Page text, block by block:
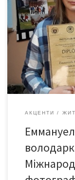
нагородження
Керівник гуртка –
зворушливим і
Міжнародного
федерації
федерації
Кушнірюк. […]
АКЦЕНТИ